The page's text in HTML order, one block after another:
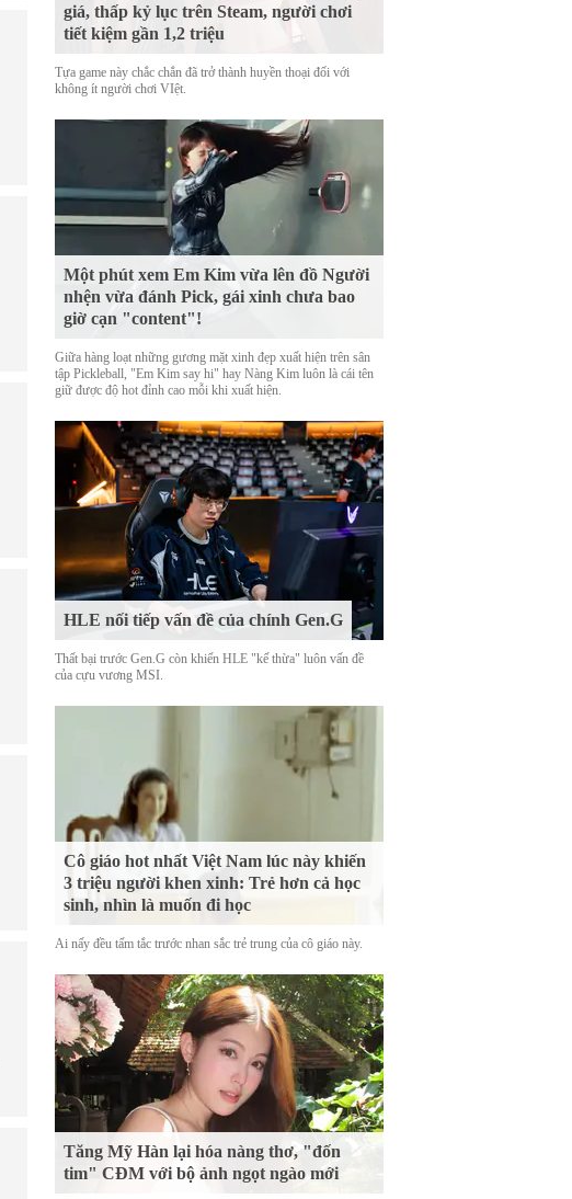
giá, thấp kỷ lục trên Steam, người chơi
tiết kiệm gần 1,2 triệu
Tựa game này chắc chắn đã trở thành huyền thoại đối với
không ít người chơi VIệt.
Một phút xem Em Kim vừa lên đồ Người
nhện vừa đánh Pick, gái xinh chưa bao
giờ cạn "content"!
Giữa hàng loạt những gương mặt xinh đẹp xuất hiện trên sân
tập Pickleball, "Em Kim say hi" hay Nàng Kim luôn là cái tên
giữ được độ hot đỉnh cao mỗi khi xuất hiện.
HLE nối tiếp vấn đề của chính Gen.G
Thất bại trước Gen.G còn khiến HLE "kế thừa" luôn vấn đề
của cựu vương MSI.
Cô giáo hot nhất Việt Nam lúc này khiến
3 triệu người khen xinh: Trẻ hơn cả học
sinh, nhìn là muốn đi học
Ai nấy đều tấm tắc trước nhan sắc trẻ trung của cô giáo này.
Tăng Mỹ Hàn lại hóa nàng thơ, "đốn
tim" CĐM với bộ ảnh ngọt ngào mới